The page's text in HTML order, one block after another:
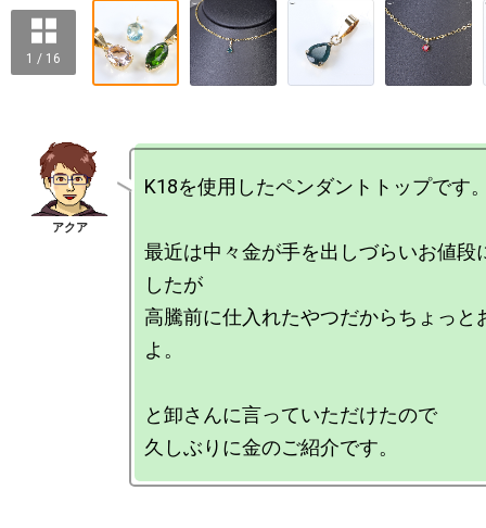
1 / 16
K18を使用したペンダントトップです
最近は中々金が手を出しづらいお値段
したが
高騰前に仕入れたやつだからちょっと
よ。
と卸さんに言っていただけたので